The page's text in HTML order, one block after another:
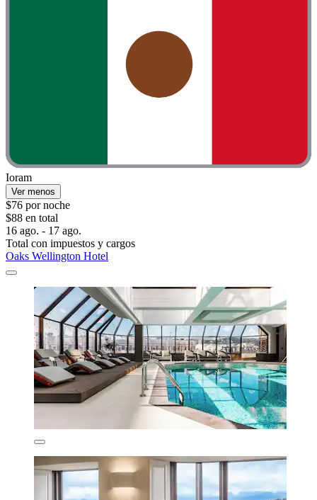
Ioram
Ver menos
$76 por noche
$88 en total
16 ago. - 17 ago.
Total con impuestos y cargos
Oaks Wellington Hotel